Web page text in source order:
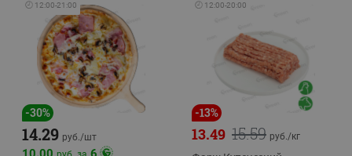
🕘 12:00-21:00
-30%
14.29 руб./шт
🕘 12:00-20:00
-13%
15.59
13.49 руб./кг